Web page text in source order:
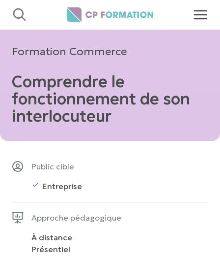
Panneau de gestion des cookies
Formation Commerce
Comprendre le
fonctionnement de son
interlocuteur
Public cible
Entreprise
Approche pédagogique
À distance
Présentiel